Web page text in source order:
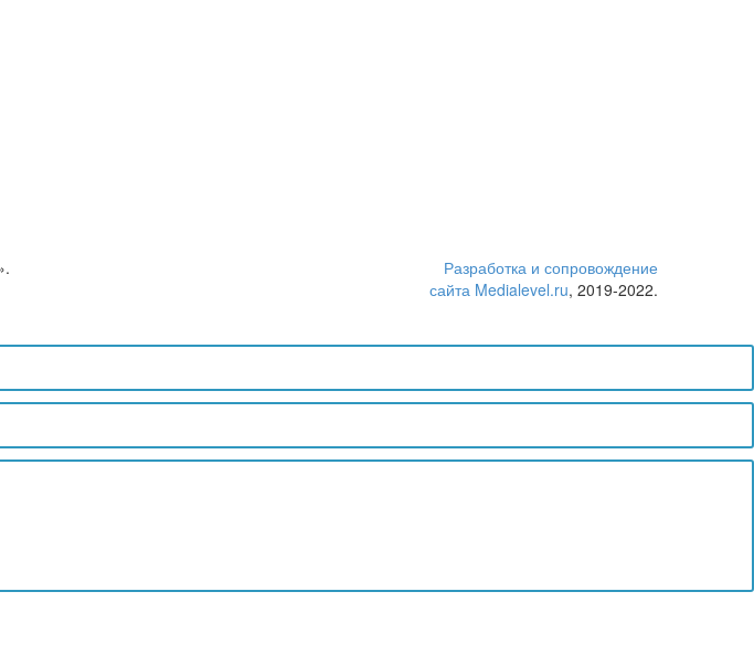
Разработка и сопровождение
сайта Medialevel.ru, 2019-2022.